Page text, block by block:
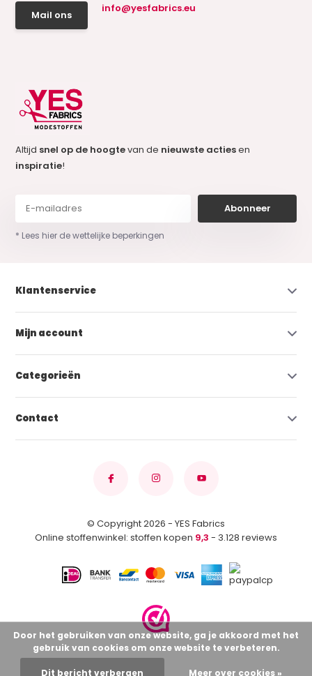
Mail ons
info@yesfabrics.eu
Altijd snel op de hoogtevan de nieuwste actiesen
inspiratie!
Abonneer
* Lees hier de wettelijke beperkingen
Klantenservice
Mijn account
Categorieën
Contact
© Copyright 2026 - YES Fabrics
Online stoffenwinkel: stoffen kopen 9,3 - 3.128 reviews
Door het gebruiken van onze website, ga je akkoord met het
gebruik van cookies om onze website te verbeteren.
Dit bericht verbergen Meer over cookies »